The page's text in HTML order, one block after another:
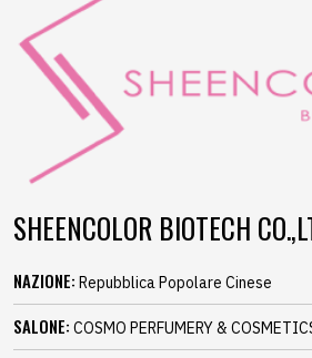
SHEENCOLOR BIOTECH
NAZIONE: Repubblica Popolare Cinese
SALONE: COSMO PERFUMERY &